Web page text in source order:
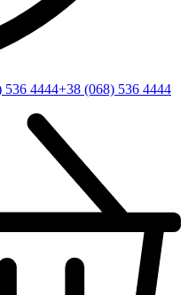
536 4444+38 (068) 536 4444